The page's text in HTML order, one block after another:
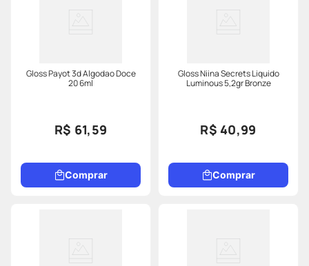
Gloss Payot 3d Algodao Doce
20 6ml
R$ 61,59
Comprar
Gloss Niina Secrets Liquido
Luminous 5,2gr Bronze
R$ 40,99
Comprar